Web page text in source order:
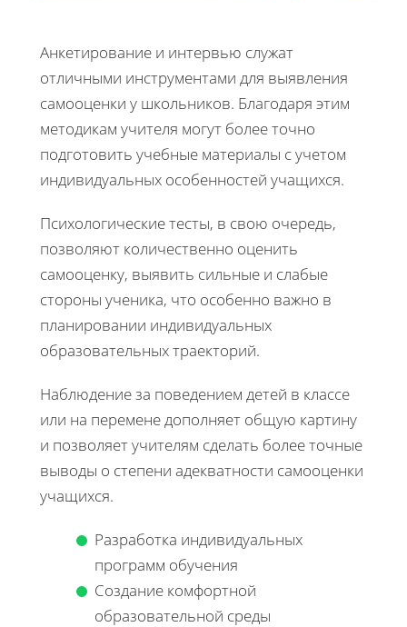
Анкетирование и интервью служат
отличными инструментами для выявления
самооценки у школьников. Благодаря этим
методикам учителя могут более точно
подготовить учебные материалы с учетом
индивидуальных особенностей учащихся.
Психологические тесты, в свою очередь,
позволяют количественно оценить
самооценку, выявить сильные и слабые
стороны ученика, что особенно важно в
планировании индивидуальных
образовательных траекторий.
Наблюдение за поведением детей в классе
или на перемене дополняет общую картину
и позволяет учителям сделать более точные
выводы о степени адекватности самооценки
учащихся.
Разработка индивидуальных
программ обучения
Создание комфортной
образовательной среды